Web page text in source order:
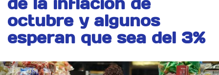
octubre y algunos
esperan que sea del 3%